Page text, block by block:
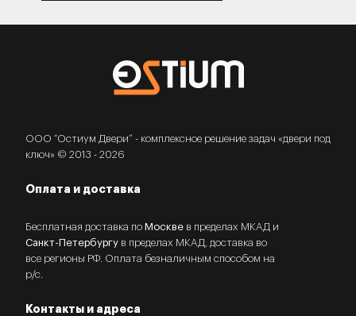
ООО “Остиум Двери” - комплексное решение задач «двери под
ключ» © 2013 - 2026
Оплата и доставка
Бесплатная доставка по Москве в пределах МКАД и
Санкт-Петербургу в пределах МКАД, доставка во
все регионы РФ. Оплата безналичным способом на
р/с.
Контакты и адреса